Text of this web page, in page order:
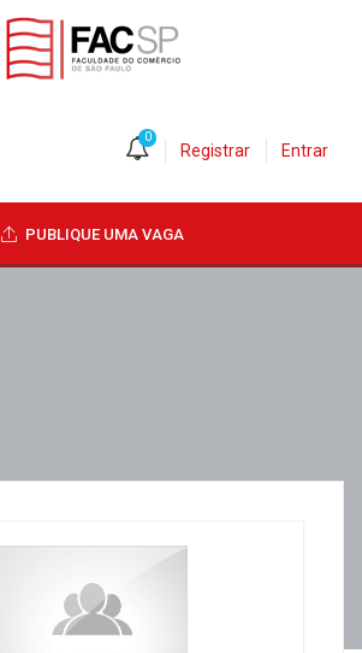
0
Registrar Entrar
PUBLIQUE UMA VAGA